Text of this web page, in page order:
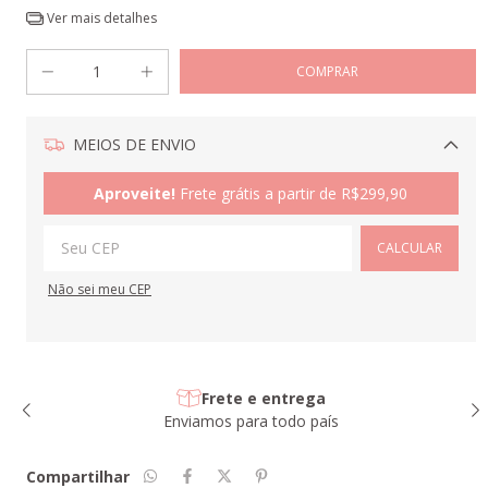
Ver mais detalhes
MEIOS DE ENVIO
Aproveite! Frete grátis a partir de R$299,90
CALCULAR
Não sei meu CEP
Frete e entrega
Enviamos para todo país
Compartilhar